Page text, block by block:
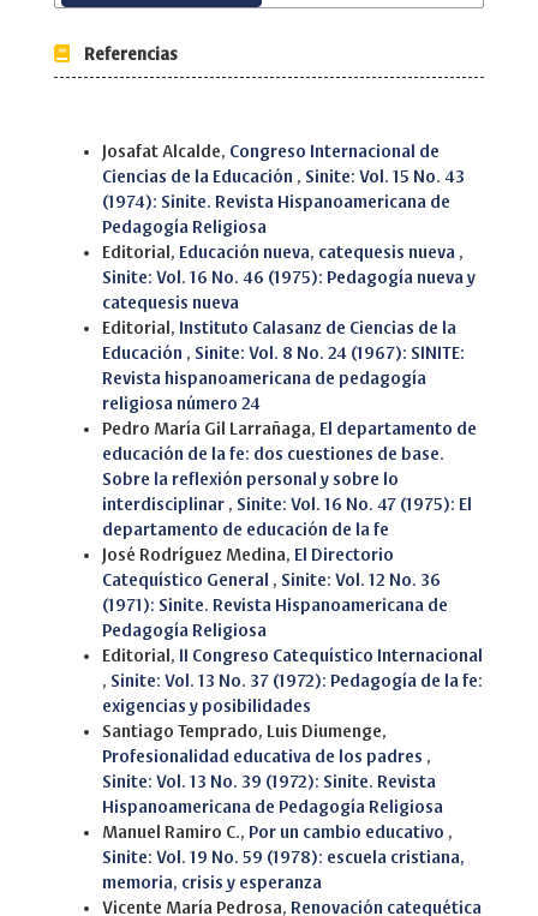
Referencias
Josafat Alcalde, Congreso Internacional de
Ciencias de la Educación , Sinite: Vol. 15 No. 43
(1974): Sinite. Revista Hispanoamericana de
Pedagogía Religiosa
Editorial, Educación nueva, catequesis nueva ,
Sinite: Vol. 16 No. 46 (1975): Pedagogía nueva y
catequesis nueva
Editorial, Instituto Calasanz de Ciencias de la
Educación , Sinite: Vol. 8 No. 24 (1967): SINITE:
Revista hispanoamericana de pedagogía
religiosa número 24
Pedro María Gil Larrañaga, El departamento de
educación de la fe: dos cuestiones de base.
Sobre la reflexión personal y sobre lo
interdisciplinar , Sinite: Vol. 16 No. 47 (1975): El
departamento de educación de la fe
José Rodríguez Medina, El Directorio
Catequístico General , Sinite: Vol. 12 No. 36
(1971): Sinite. Revista Hispanoamericana de
Pedagogía Religiosa
Editorial, II Congreso Catequístico Internacional
, Sinite: Vol. 13 No. 37 (1972): Pedagogía de la fe:
exigencias y posibilidades
Santiago Temprado, Luis Diumenge,
Profesionalidad educativa de los padres ,
Sinite: Vol. 13 No. 39 (1972): Sinite. Revista
Hispanoamericana de Pedagogía Religiosa
Manuel Ramiro C., Por un cambio educativo ,
Sinite: Vol. 19 No. 59 (1978): escuela cristiana,
memoria, crisis y esperanza
Vicente María Pedrosa, Renovación catequética